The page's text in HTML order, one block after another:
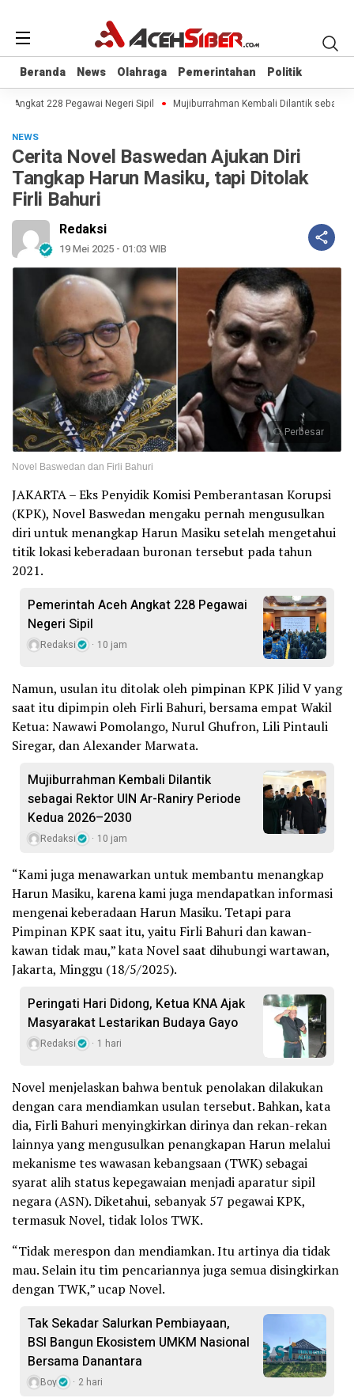
Beranda News Olahraga Pemerintahan Politik
Beranda News Olahraga Pemerintahan Politik
228 Pegawai Negeri Sipil Mujiburrahman Kembali Dilantik sebagai
NEWS
Cerita Novel Baswedan Ajukan Diri
Tangkap Harun Masiku, tapi Ditolak
Firli Bahuri
Redaksi
19 Mei 2025 - 01:03 WIB
Perbesar
Novel Baswedan dan Firli Bahuri
JAKARTA – Eks Penyidik Komisi Pemberantasan Korupsi
(KPK), Novel Baswedan mengaku pernah mengusulkan
diri untuk menangkap Harun Masiku setelah mengetahui
titik lokasi keberadaan buronan tersebut pada tahun
2021.
Pemerintah Aceh Angkat 228 Pegawai
Negeri Sipil
Redaksi 10 jam
Namun, usulan itu ditolak oleh pimpinan KPK Jilid V yang
saat itu dipimpin oleh Firli Bahuri, bersama empat Wakil
Ketua: Nawawi Pomolango, Nurul Ghufron, Lili Pintauli
Siregar, dan Alexander Marwata.
Mujiburrahman Kembali Dilantik
sebagai Rektor UIN Ar-Raniry Periode
Kedua 2026–2030
Redaksi 10 jam
“Kami juga menawarkan untuk membantu menangkap
Harun Masiku, karena kami juga mendapatkan informasi
mengenai keberadaan Harun Masiku. Tetapi para
Pimpinan KPK saat itu, yaitu Firli Bahuri dan kawan-
kawan tidak mau,” kata Novel saat dihubungi wartawan,
Jakarta, Minggu (18/5/2025).
Peringati Hari Didong, Ketua KNA Ajak
Masyarakat Lestarikan Budaya Gayo
Redaksi 1 hari
Novel menjelaskan bahwa bentuk penolakan dilakukan
dengan cara mendiamkan usulan tersebut. Bahkan, kata
dia, Firli Bahuri menyingkirkan dirinya dan rekan-rekan
lainnya yang mengusulkan penangkapan Harun melalui
mekanisme tes wawasan kebangsaan (TWK) sebagai
syarat alih status kepegawaian menjadi aparatur sipil
negara (ASN). Diketahui, sebanyak 57 pegawai KPK,
termasuk Novel, tidak lolos TWK.
“Tidak merespon dan mendiamkan. Itu artinya dia tidak
mau. Selain itu tim pencariannya juga semua disingkirkan
dengan TWK,” ucap Novel.
Tak Sekadar Salurkan Pembiayaan,
BSI Bangun Ekosistem UMKM Nasional
Bersama Danantara
Boy 2 hari